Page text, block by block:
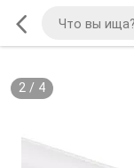
2/ 4